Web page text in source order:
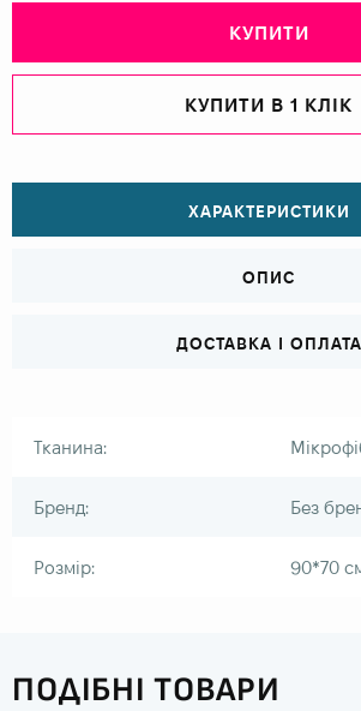
КУПИТИ
КУПИТИ В 1 КЛІК
ХАРАКТЕРИСТИКИ
ОПИС
ДОСТАВКА І ОПЛАТА
Тканина:
Бренд: Без
Розмір: 90*70
ПОДІБНІ ТОВАРИ